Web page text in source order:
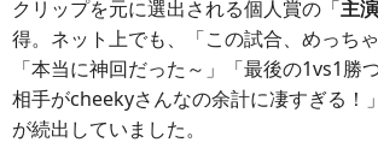
クリップを元に選出される個人賞の「主
得。ネット上でも、「この試合、めっち
「本当に神回だった～」「最後の1vs1勝
相手がcheekyさんなの余計に凄すぎる！
が続出していました。